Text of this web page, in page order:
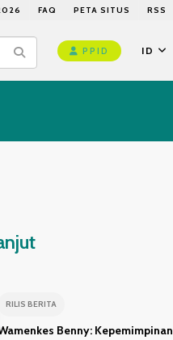
FAQ PETA SITUS RSS
PPID ID
RILIS BERITA
Benny: Kepemimpinan